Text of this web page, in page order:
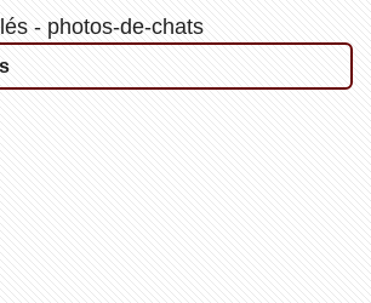
- photos-de-chats